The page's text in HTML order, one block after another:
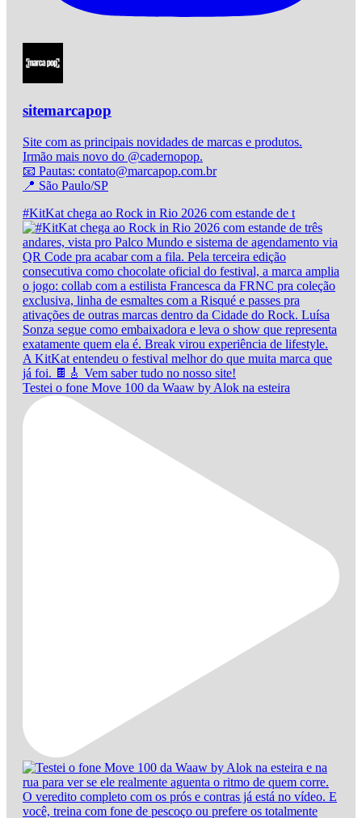
sitemarcapop
Site com as principais novidades de marcas e produtos.
Irmão mais novo do @cadernopop.
📧 Pautas: contato@marcapop.com.br
📍 São Paulo/SP
#KitKat chega ao Rock in Rio 2026 com estande de t
Testei o fone Move 100 da Waaw by Alok na esteira